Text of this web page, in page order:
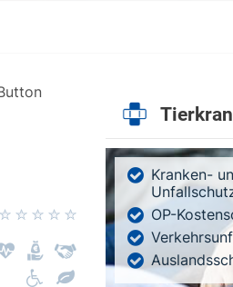
Kranken-
OP-